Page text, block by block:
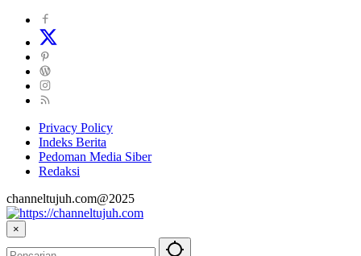
Privacy Policy
Indeks Berita
Pedoman Media Siber
Redaksi
channeltujuh.com@2025
×